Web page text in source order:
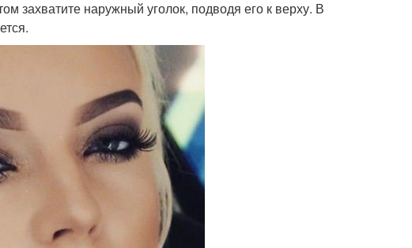
захватите наружный уголок, подводя его к верху. В